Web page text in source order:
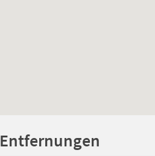
Entfernungen